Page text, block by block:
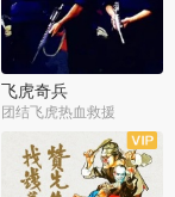
飞虎奇兵
团结飞虎热血救援